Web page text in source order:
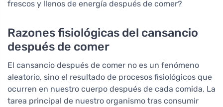
frescos y llenos de energía después de comer?
Razones fisiológicas del cansancio
después de comer
El cansancio después de comer no es un fenómeno
aleatorio, sino el resultado de procesos fisiológicos que
ocurren en nuestro cuerpo después de cada comida. La
tarea principal de nuestro organismo tras consumir